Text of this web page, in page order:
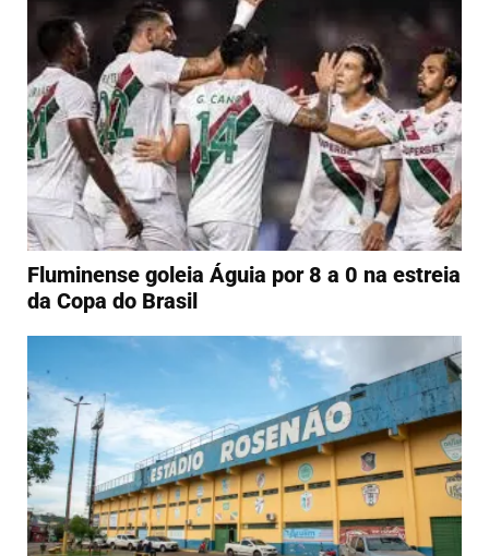
Fluminense goleia Águia por 8 a 0 na estreia
da Copa do Brasil